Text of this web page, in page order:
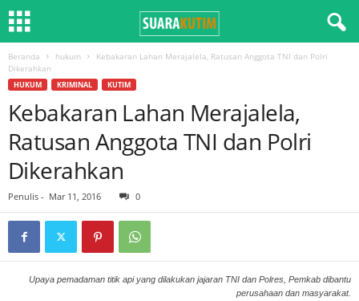
Beranda hukum
Kebakaran Lahan Merajalela, Ratusan Anggota TNI dan Polri
Dikerahkan
HUKUM KRIMINAL KUTIM
Kebakaran Lahan Merajalela,
Ratusan Anggota TNI dan Polri
Dikerahkan
Penulis - Mar 11, 2016 0
Upaya pemadaman titik api yang dilakukan jajaran TNI dan Polres, Pemkab dibantu
perusahaan dan masyarakat.